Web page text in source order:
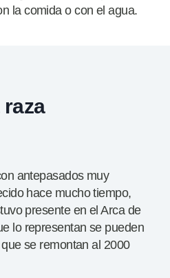
la comida o con el agua.
antepasados muy
hace mucho tiempo,
presente en el Arca de
lo representan se pueden
se remontan al 2000